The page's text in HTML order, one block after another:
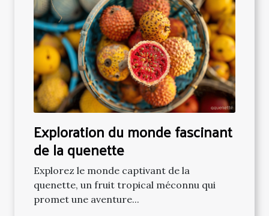
Exploration du monde fascinant
de la quenette
Explorez le monde captivant de la
quenette, un fruit tropical méconnu qui
promet une aventure...